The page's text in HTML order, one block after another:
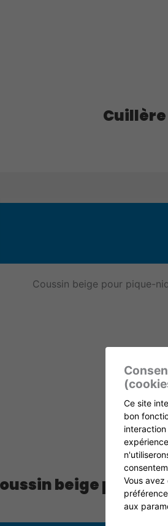
Cuillère
beige pour
5,00$
Ce site
bon
Vous
aux